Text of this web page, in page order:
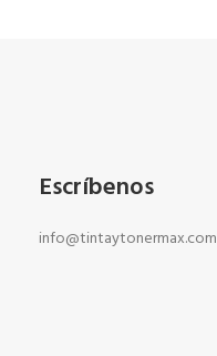
Escríbenos
info@tintaytonermax.com